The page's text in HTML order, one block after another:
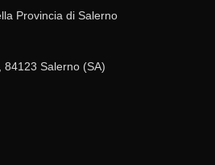
Provincia di Salerno
84123 Salerno (SA)